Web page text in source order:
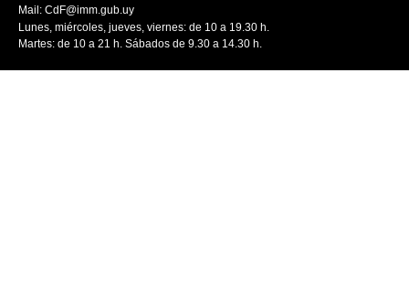
Mail: CdF@imm.gub.uy
Lunes, miércoles, jueves, viernes: de 10 a 19.30 h.
Martes: de 10 a 21 h. Sábados de 9.30 a 14.30 h.